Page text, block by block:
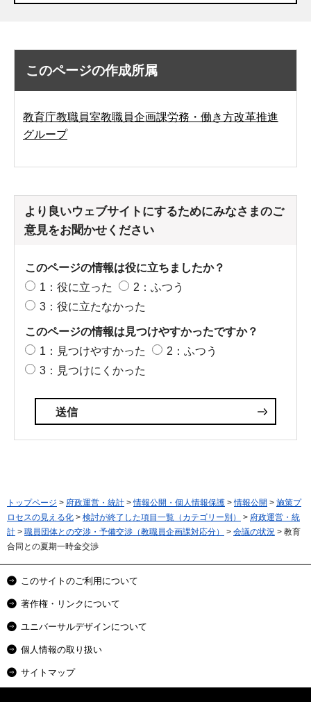
このページの作成所属
教育庁教職員室教職員企画課労務・働き方改革推進
グループ
より良いウェブサイトにするためにみなさまのご
意見をお聞かせください
このページの情報は役に立ちましたか？
1：役に立った
2：ふつう
3：役に立たなかった
このページの情報は見つけやすかったですか？
1：見つけやすかった
2：ふつう
3：見つけにくかった
トップページ > 府政運営・統計 >情報公開・個人情報保護 >情報公開 > 施策プ
ロセスの見える化 > 検討が終了した項目一覧（カテゴリー別） > 府政運営・統
計 > 職員団体との交渉・予備交渉（教職員企画課対応分） > 会議の状況 > 教育
合同との夏期一時金交渉
このサイトのご利用について
著作権・リンクについて
ユニバーサルデザインについて
個人情報の取り扱い
サイトマップ